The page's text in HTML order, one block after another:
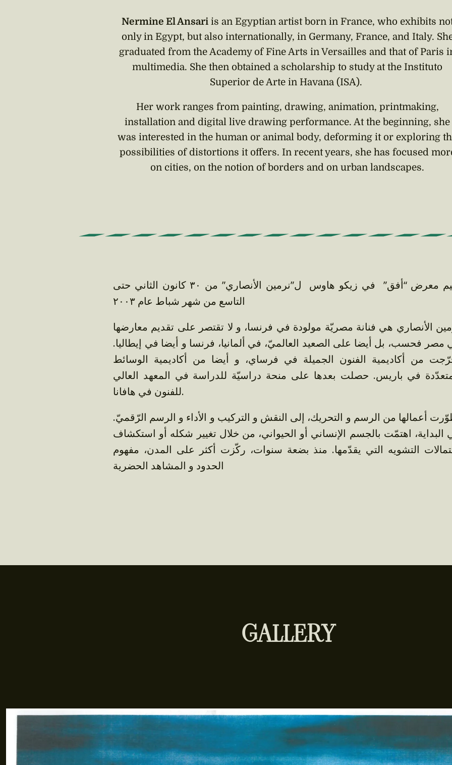
Nermine El Ansariis an Egyptian artist born in France, who exhibits
only in Egypt, but also internationally, in Germany, France, and Italy.
graduated from the Academy of Fine Arts in Versailles and that of Paris
multimedia. She then obtained a scholarship to study at the Instituto
Superior de Arte in Havana (ISA).
Her work ranges from painting, drawing, animation, printmaking,
installation and digital live drawing performance. At the beginning, she
was interested in the human or animal body, deforming it or exploring
possibilities of distortions it offers. In recent years, she has focused
on cities, on the notion of borders and on urban landscapes.
أقيم معرض “أفق” في زيكو هاوس ل”نرمين الأنصاري” من ٣٠ كانون الثاني حتى
التاسع من شهر شباط عام ٢٠٠٣
الأنصاري هي فنانة مصريّة مولودة في فرنسا، و لا تقتصر على تقديم معارضها
مصر فحسب، بل أيضا على الصعيد العالميّ، في ألمانيا، فرنسا و أيضا في إيطاليا.
من أكاديمية الفنون الجميلة في فرساي، و أيضا من أكاديمية الوسائط
في باريس. حصلت بعدها على منحة دراسيّة للدراسة في المعهد العالي
للفنون في هافانا.
أعمالها من الرسم و التحريك، إلى النقش و التركيب و الأداء و الرسم الرّقميّ.
البداية، اهتمّت بالجسم اﻹنساني أو الحيواني، من خلال تغيير شكله أو استكشاف
التشويه التي يقدّمها. منذ بضعة سنوات، ركّزت أكثر على المدن، مفهوم
الحدود و المشاهد الحضرية
GALLERY